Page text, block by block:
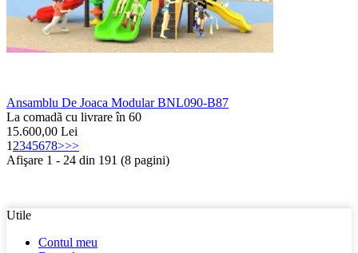
Ansamblu De Joaca Modular BNL090-B87
La comadã cu livrare în 60
15.600,00 Lei
1 2345678>>>
Afişare 1 - 24 din 191 (8 pagini)
Utile
Contul meu